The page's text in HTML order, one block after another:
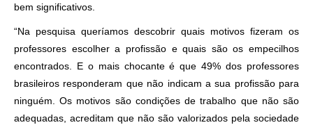
bem significativos.
“Na pesquisa queríamos descobrir quais motivos fizeram os
professores escolher a profissão e quais são os empecilhos
encontrados. E o mais chocante é que 49% dos professores
brasileiros responderam que não indicam a sua profissão para
ninguém. Os motivos são condições de trabalho que não são
adequadas, acreditam que não são valorizados pela sociedade